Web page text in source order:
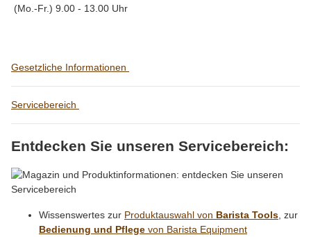
(Mo.-Fr.) 9.00 - 13.00 Uhr
Gesetzliche Informationen
Servicebereich
Entdecken Sie unseren Servicebereich:
Wissenswertes zur Produktauswahl von Barista Tools , zur
Bedienung und Pflege von Barista Equipment